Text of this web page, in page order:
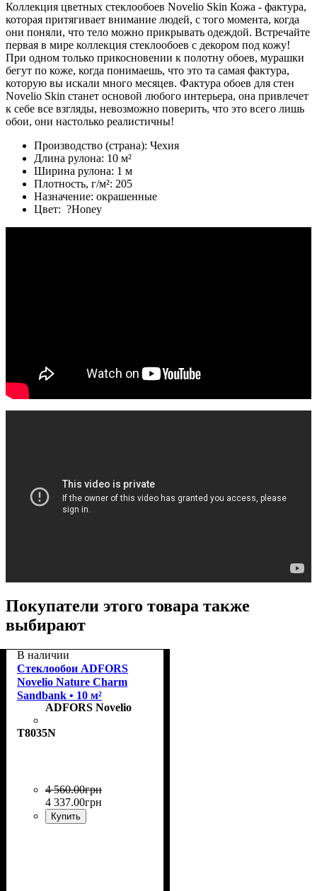
Коллекция цветных стеклообоев Novelio Skin Кожа - фактура,
которая притягивает внимание людей, с того момента, когда
они поняли, что тело можно прикрывать одеждой. Встречайте
первая в мире коллекция стеклообоев с декором под кожу!
При одном только прикосновении к полотну обоев, мурашки
бегут по коже, когда понимаешь, что это та самая фактура,
которую вы искали много месяцев. Фактура обоев для стен
Novelio Skin станет основой любого интерьера, она привлечет
к себе все взгляды, невозможно поверить, что это всего лишь
обои, они настолько реалистичны!
Производство (страна): Чехия
Длина рулона: 10 м²
Ширина рулона: 1 м
Плотность, г/м²: 205
Назначение: окрашенные
Цвет: ?Honey
Покупатели этого товара также
выбирают
В наличии
Стеклообои ADFORS
Novelio Nature Charm
Sandbank • 10 м²
ADFORS Novelio
T8035N
4 560.00грн
4 337.00грн
Купить